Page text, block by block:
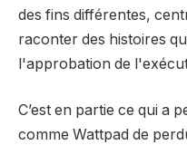
des fins différentes,
raconter des histoires
l'approbation de
C’est en partie ce qui a
comme Wattpad de